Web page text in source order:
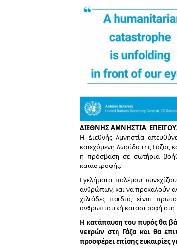
ΔΙΕΘΝΗΣ ΑΜΝΗΣΤΙΑ:
Η Διεθνής Αμνηστία
κατεχόμενη Λωρίδα της Γάζας
η πρόσβαση σε σωτήρια
καταστροφής.
Εγκλήματα πολέμου
ανθρώπων, και να προκαλούν
χιλιάδες παιδιά, είναι
ανθρωπιστική καταστροφή στη
Η κατάπαυση του πυρός θα
νεκρών στη Γάζα και θα
προσφέρει επίσης ευκαιρίες